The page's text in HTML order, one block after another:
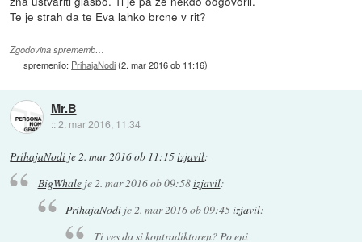
Te je strah da te Eva lahko brcne v rit?
Zgodovina sprememb…
spremenilo: PrihajaNodi(2. mar 2016 ob 11:16)
Mr.B
::2. mar 2016, 11:34
PrihajaNodi je2. mar 2016 ob 11:15izjavil:
BigWhaleje2. mar 2016 ob 09:58izjavil:
PrihajaNodi je2. mar 2016 ob 09:45izjavil:
Ti ves da si kontradiktoren? Po eni